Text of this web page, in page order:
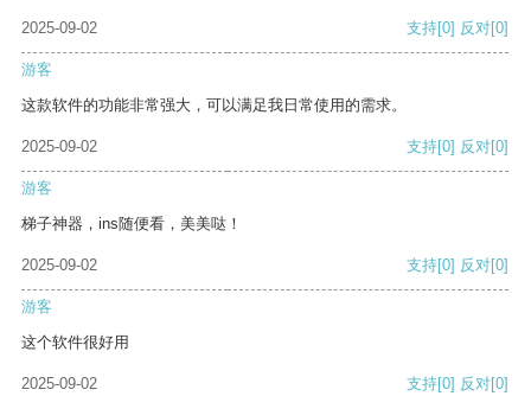
2025-09-02 支持[0] 反对[0]
游客
这款软件的功能非常强大，可以满足我日常使用的需求。
2025-09-02 支持[0] 反对[0]
游客
梯子神器，ins随便看，美美哒！
2025-09-02 支持[0] 反对[0]
游客
这个软件很好用
2025-09-02 支持[0] 反对[0]